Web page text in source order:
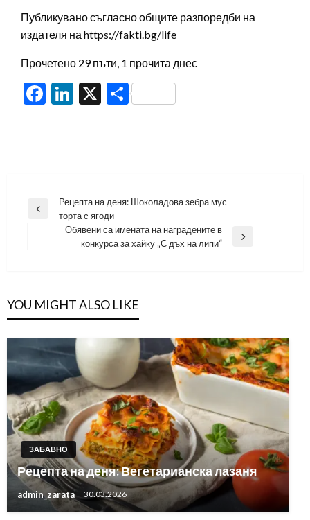
Публикувано съгласно общите разпоредби на
издателя на https://fakti.bg/life
Прочетено 29 пъти, 1 прочита днес
Facebook
LinkedIn
X Share
Навигация
Previous
Рецепта на деня: Шоколадова зебра мус
торта с ягоди
Обявени са имената на наградените в
конкурса за хайку „С дъх на липи“
YOU MIGHT ALSO LIKE
ЗАБАВНО
Рецепта на деня: Вегетарианска лазаня
admin_zarata 30.03.2026